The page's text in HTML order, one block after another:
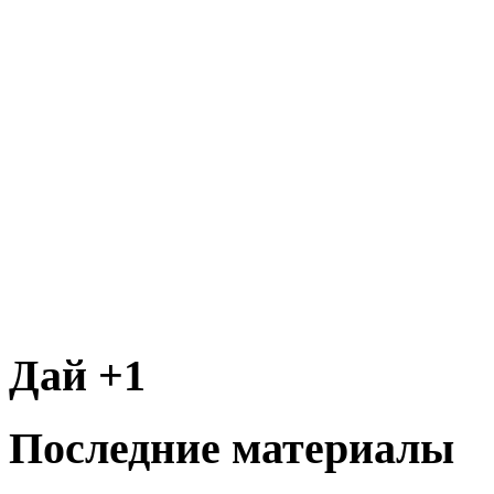
Дай +1
Последние материалы